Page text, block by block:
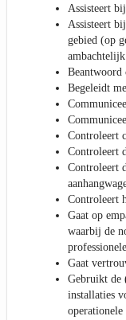
Assisteert
Assisteert
gebied (op
Beantwoord
Begeleidt
Controleert
Controleert
Controleert
Controleert
Gaat op
waarbij de
Gaat
Gebruikt de
installaties